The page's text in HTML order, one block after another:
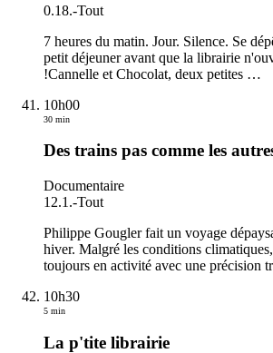
0.18.-Tout
7 heures du matin. Jour. Silence. Se
petit déjeuner avant que la librairie
!Cannelle et Chocolat, deux petites …
10h00
30 min
Des trains pas comme les
Documentaire
12.1.-Tout
Philippe Gougler fait un voyage
hiver. Malgré les conditions
toujours en activité avec une précision tr
10h30
5 min
La p'tite librairie